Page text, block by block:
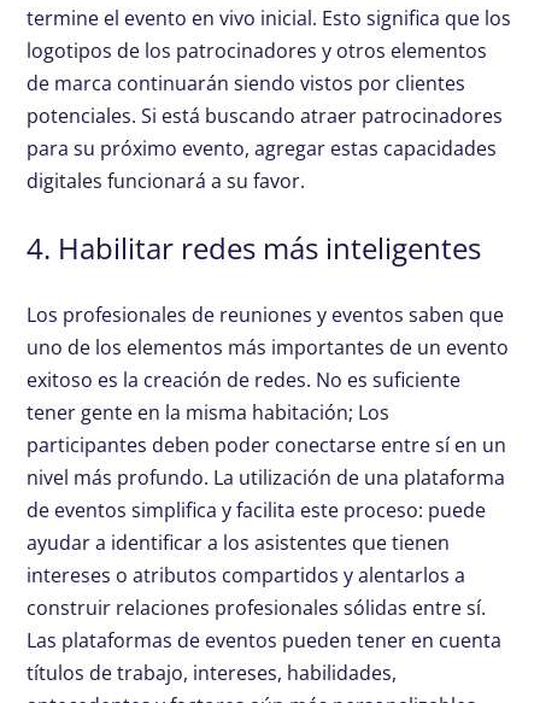
termine el evento en vivo inicial. Esto significa que los
logotipos de los patrocinadores y otros elementos
de marca continuarán siendo vistos por clientes
potenciales. Si está buscando atraer patrocinadores
para su próximo evento, agregar estas capacidades
digitales funcionará a su favor.
4. Habilitar redes más inteligentes
Los profesionales de reuniones y eventos saben que
uno de los elementos más importantes de un evento
exitoso es la creación de redes. No es suficiente
tener gente en la misma habitación; Los
participantes deben poder conectarse entre sí en un
nivel más profundo. La utilización de una plataforma
de eventos simplifica y facilita este proceso: puede
ayudar a identificar a los asistentes que tienen
intereses o atributos compartidos y alentarlos a
construir relaciones profesionales sólidas entre sí.
Las plataformas de eventos pueden tener en cuenta
títulos de trabajo, intereses, habilidades,